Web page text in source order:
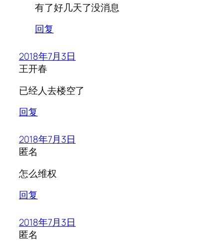
有了好几天了没消息
回复
2018年7月3日
王开春
已经人去楼空了
回复
2018年7月3日
匿名
怎么维权
回复
2018年7月3日
匿名